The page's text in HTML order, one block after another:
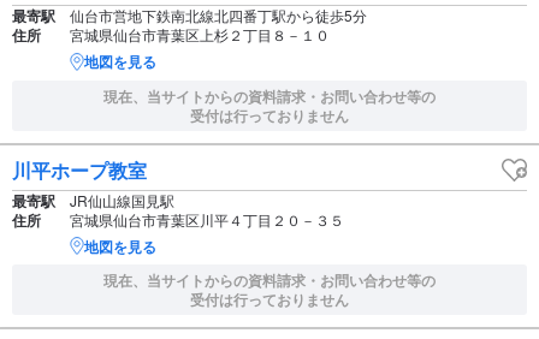
最寄駅 仙台市営地下鉄南北線北四番丁駅から徒歩5分
住所 宮城県仙台市青葉区上杉２丁目８－１０
地図を見る
現在、当サイトからの資料請求・お問い合わせ等の
受付は行っておりません
川平ホープ教室
最寄駅 JR仙山線国見駅
住所 宮城県仙台市青葉区川平４丁目２０－３５
地図を見る
現在、当サイトからの資料請求・お問い合わせ等の
受付は行っておりません